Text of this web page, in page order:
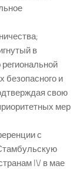
в
безопасного и
свою
мер
с
IV в мае